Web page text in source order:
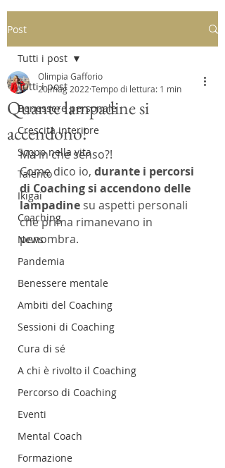
Post
Tutti i post
Benessere personale
Crescita interiore
Scopo nella vita
Talento
Ikigai
Coaching
News
Pandemia
Benessere mentale
Ambiti del Coaching
Sessioni di Coaching
Cura di sé
A chi è rivolto il Coaching
Percorso di Coaching
Eventi
Mental Coach
Formazione
Tutti i post
Quante lampadine si
accendono!
Olimpia Gafforio
20 mag 2022 Tempo di lettura: 1 min
Ma in che senso?!
Come dico io, durante i percorsi
di Coaching si accendono delle
lampadine su aspetti personali
che prima rimanevano in
penombra.